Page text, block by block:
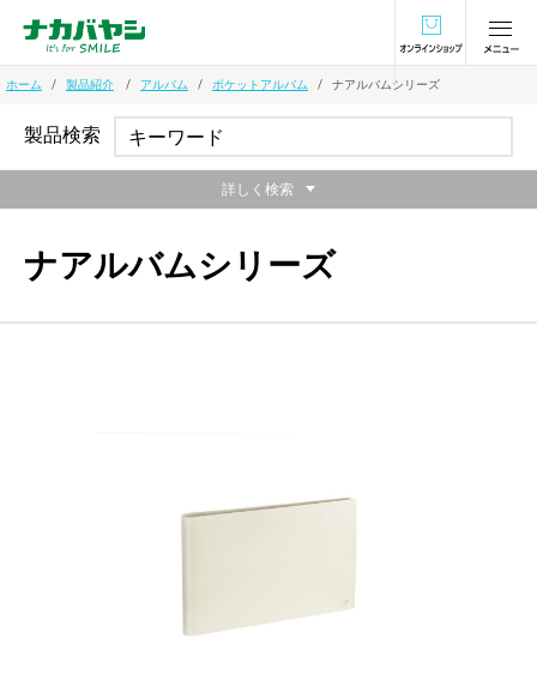
オンラインショ
ホーム 製品紹介 アルバム ポケットアルバム ナアルバムシリーズ
ナアルバムシリーズ
製品検索
詳しく検索